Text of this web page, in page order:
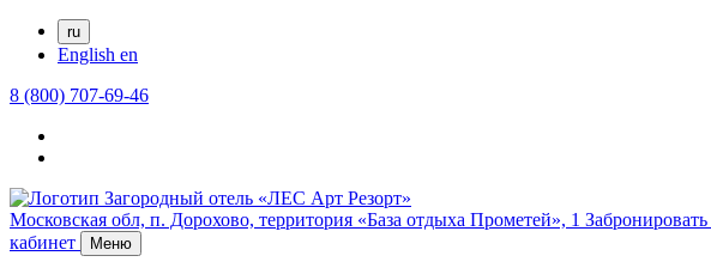
ru
English en
8 (800) 707-69-46
Московская обл, п. Дорохово, территория «База отдыха Прометей», 1 Забронировать
кабинет
Меню